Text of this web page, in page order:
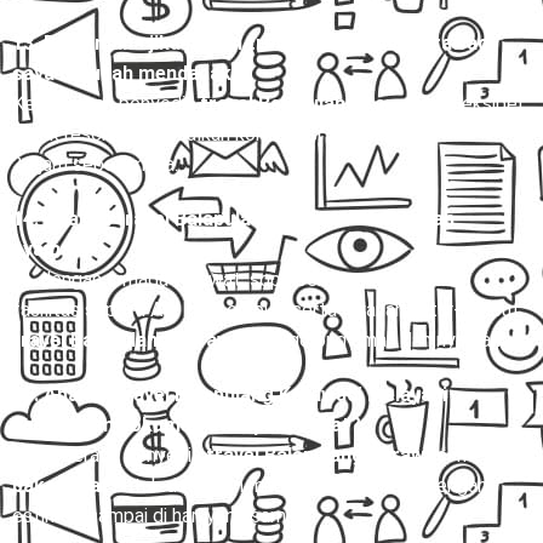
13. Bagaimana jika jadwal travel Balapulang Karawaci
saya berubah mendadak?
Kebanyakan penyediatravel Balapulang Karawaci
fleksibel
untuk reschedule, asalkan konfirmasi dilakukan minimal 12–
24 jam sebelumnya.
14. Apakah travel Balapulang Karawaci aman dan
nyaman?
Ya, dengan armada terawat, sopir berpengalaman, dan
fasilitas seperti AC, kursi empuk, serta layanan antar-jemput,
travel Balapulang Karawaci
tergolong aman dan nyaman.
15. Apakah travel Balapulang Karawaci melayani
pengiriman dokumen atau paket kilat?
Ya, beberapa penyediatravel Balapulang Karawaci melayani
paket kilat
untuk dokumen maupun barang kecil dengan
estimasi sampai di hari yang sama.